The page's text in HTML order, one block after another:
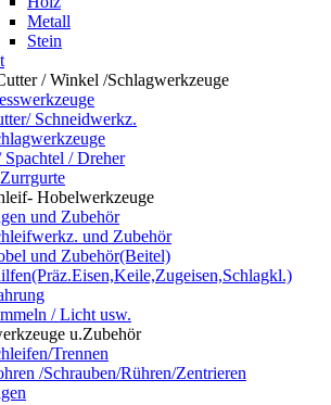
Metall
Stein
/ Winkel /Schlagwerkzeuge
Schneidwerkz.
Spachtel / Dreher
Hobelwerkzeuge
und Zubehör
und Zubehör
und Zubehör(Beitel)
/ Licht usw.
u.Zubehör
Trennen
/Schrauben/Rühren/Zentrieren